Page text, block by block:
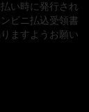
い時に発行され
ビニ払込受領書
ますようお願い